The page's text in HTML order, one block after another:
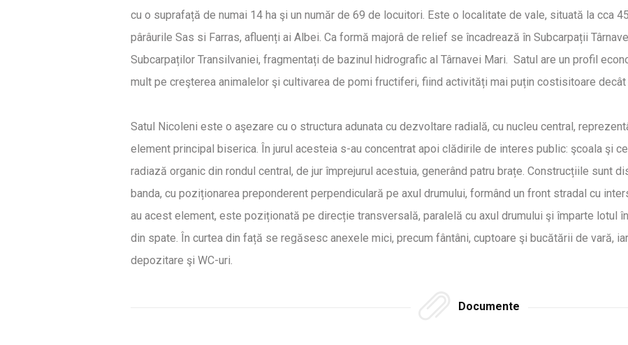
cu o suprafață de numai 14 ha şi un număr de 69 de locuitori. Este o localitate de vale, situată la cca
pârâurile Sas si Farras, afluenți ai Albei. Ca formă majorâ de relief se încadrează în Subcarpații
Subcarpaților Transilvaniei, fragmentați de bazinul hidrografic al Târnavei Mari. Satul are un profil
mult pe creşterea animalelor şi cultivarea de pomi fructiferi, fiind activități mai puțin costisitoare decât
Satul Nicoleni este o aşezare cu o structura adunata cu dezvoltare radială, cu nucleu central,
element principal biserica. În jurul acesteia s-au concentrat apoi clădirile de interes public: şcoala şi
radiază organic din rondul central, de jur împrejurul acestuia, generând patru brațe. Construcțiile sunt
banda, cu poziționarea preponderent perpendiculară pe axul drumului, formând un front stradal cu
au acest element, este poziționată pe direcție transversală, paralelă cu axul drumului şi împarte lotul
din spate. În curtea din față se regăsesc anexele mici, precum fântâni, cuptoare şi bucătării de vară,
depozitare şi WC-uri.
Documente